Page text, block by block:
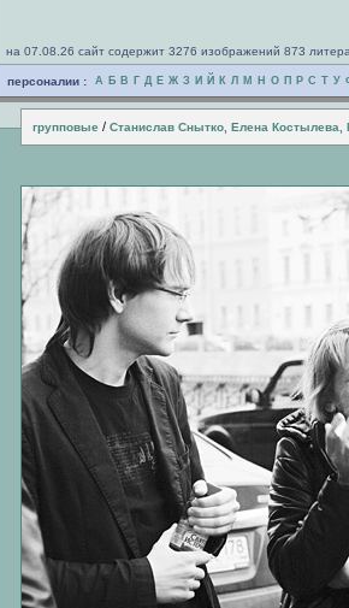
на 07.08.26 сайт содержит 3276 изображений 873
персоналии : А Б В Г Д Е Ж З И Й К Л М Н О П Р С Т У
групповые / Станислав Снытко, Елена Костылева,